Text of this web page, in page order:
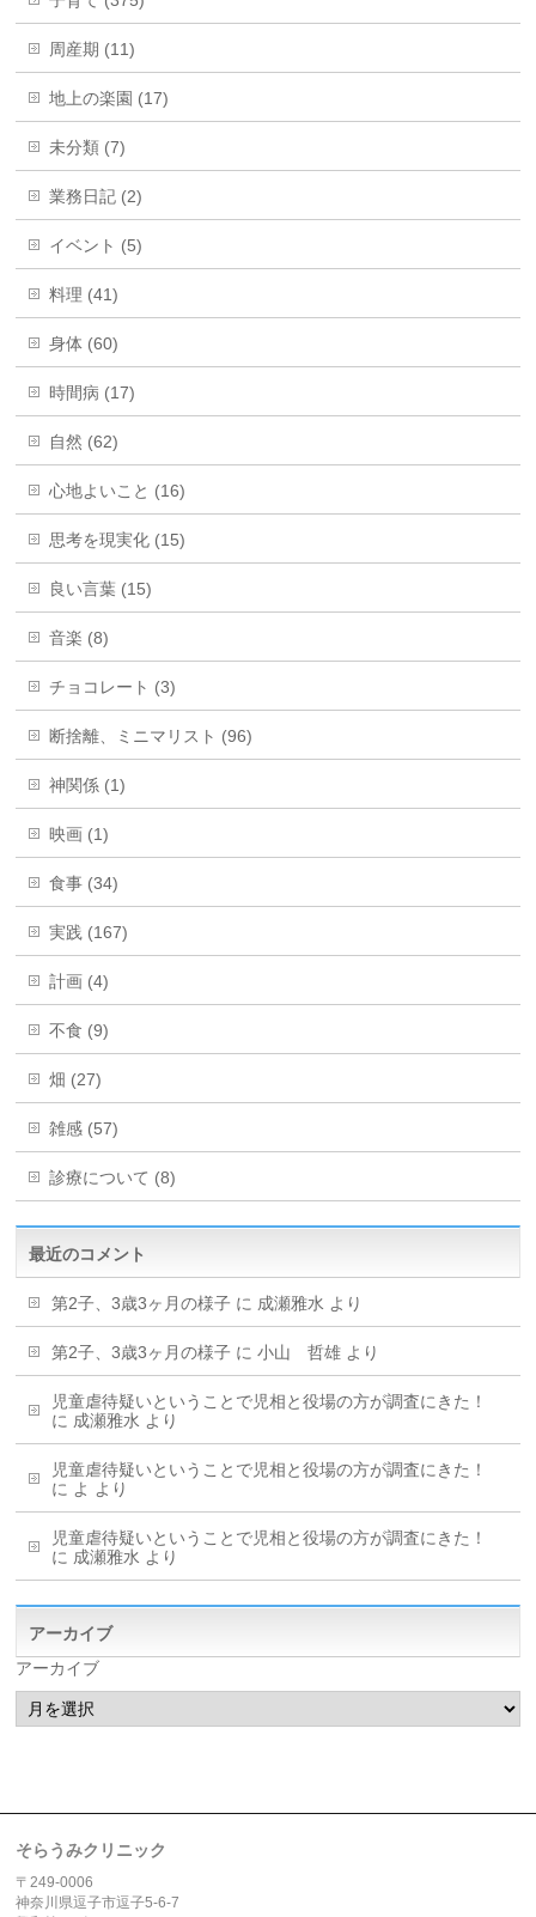
周産期 (11)
地上の楽園 (17)
未分類 (7)
業務日記 (2)
イベント (5)
料理 (41)
身体 (60)
時間病 (17)
自然 (62)
心地よいこと (16)
思考を現実化 (15)
良い言葉 (15)
音楽 (8)
チョコレート (3)
断捨離、ミニマリスト (96)
神関係 (1)
映画 (1)
食事 (34)
実践 (167)
計画 (4)
不食 (9)
畑 (27)
雑感 (57)
診療について (8)
最近のコメント
第2子、3歳3ヶ月の様子 に 成瀬雅水 より
第2子、3歳3ヶ月の様子 に小山 哲雄 より
児童虐待疑いということで児相と役場の方が調査にきた！
に 成瀬雅水 より
児童虐待疑いということで児相と役場の方が調査にきた！
に よ より
児童虐待疑いということで児相と役場の方が調査にきた！
に 成瀬雅水 より
アーカイブ
アーカイブ
そらうみクリニック
〒249-0006
神奈川県逗子市逗子5-6-7